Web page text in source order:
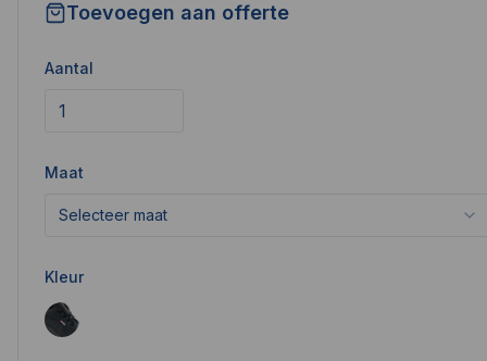
Toevoegen aan offerte
Aantal
Maat
Selecteer maat
Kleur